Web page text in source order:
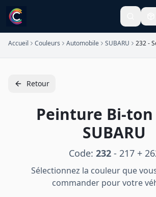
Accueil Couleurs Automobile SUBARU 232 -
Retour
Peinture Bi-ton
SUBARU
Code: 232- 217 +
Sélectionnez la couleur que
commander pour votre